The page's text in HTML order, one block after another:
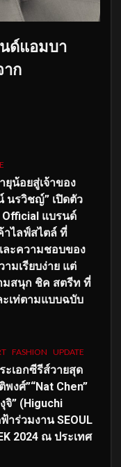
ด์แอมบา
าก
ยุน้อยสู่เจ้าของ
นรวิชญ์” เปิดตัว
Official แบรนด์
าไลฟ์สไตล์ ที่
ะความชอบของ
ามเรียบง่าย แต่
มสนุก ชิค สตรีท ที่
เท่ตามแบบฉบับ
FASHION UPDATE
ะเอกซีรีส์วายสุด
งศ์”“Nat Chen”
จิ” (Higuchi
าร่วมงาน SEOUL
2024 ณ ประเทศ